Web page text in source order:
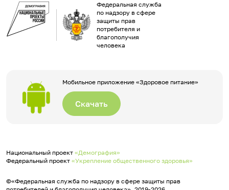
Федеральная служба
по надзору в сфере
защиты прав
потребителя и
благополучия
человека
Мобильное приложение «Здоровое питание»
Скачать
Национальный проект «Демография»
Федеральный проект «Укрепление общественного здоровья»
©«Федеральная служба по надзору в сфере защиты прав